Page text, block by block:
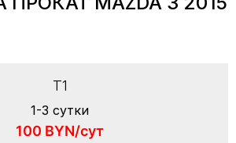
T1
1-3 сутки
100 BYN/сут